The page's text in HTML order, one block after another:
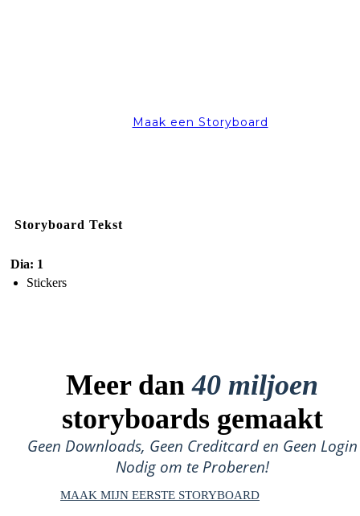
Maak een Storyboard
Storyboard Tekst
Dia: 1
Stickers
Meer dan40 miljoen
storyboards gemaakt
Geen Downloads, Geen Creditcard en Geen Login
Nodig om te Proberen!
MAAK MIJN EERSTE STORYBOARD